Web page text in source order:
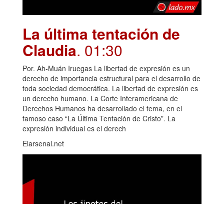
La última tentación de
Claudia. 01:30
Por. Ah-Muán Iruegas La libertad de expresión es un
derecho de importancia estructural para el desarrollo de
toda sociedad democrática. La libertad de expresión es
un derecho humano. La Corte Interamericana de
Derechos Humanos ha desarrollado el tema, en el
famoso caso “La Última Tentación de Cristo”. La
expresión individual es el derech
Elarsenal.net